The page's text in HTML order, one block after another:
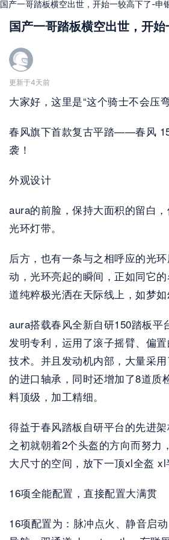
国产一哥踏板横空出世，开始一较高下了-申
国产一哥踏板横空出世，开始
更新于4天前
大家好，这里是“这个骑士不会压弯
春风旗下首款复古平踏——春风
袭！
外观设计
aura的前脸，保持大面积的留白
光环灯带。
后方，也有一条与之相呼应的光
动，光环亮起的瞬间，正如同它
道纯粹极光洒在天际线上，如梦如
aura搭载春风全新自研150踏板平
发明专利，运用了滚子摇臂、偏
技术。并且发动机内部，大量采
的进口轴承，同时还增加了8道质
料顶级，加工精细。
得益于春风踏板自研平台的先进
之初就朝着2个头盔的方向而努力
大尺寸的空间，放下一顶xl全盔 xl
16项全能配置，直接配置大满贯
16项配置为：脉冲点火、静音启